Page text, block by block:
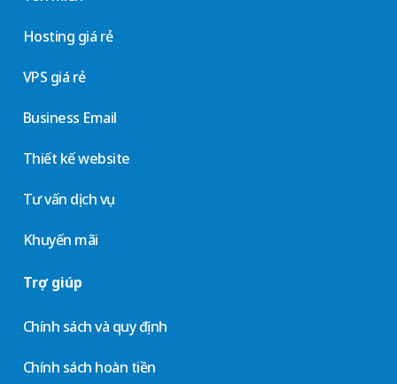
Hosting giá rẻ
VPS giá rẻ
Business Email
Thiết kế website
Tư vấn dịch vụ
Khuyến mãi
Trợ giúp
Chính sách và quy định
Chính sách hoàn tiền